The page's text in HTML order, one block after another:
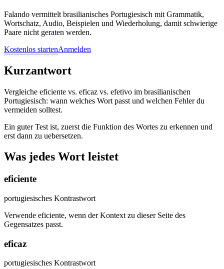
Falando vermittelt brasilianisches Portugiesisch mit Grammatik,
Wortschatz, Audio, Beispielen und Wiederholung, damit schwierige
Paare nicht geraten werden.
Kostenlos startenAnmelden
Kurzantwort
Vergleiche eficiente vs. eficaz vs. efetivo im brasilianischen
Portugiesisch: wann welches Wort passt und welchen Fehler du
vermeiden solltest.
Ein guter Test ist, zuerst die Funktion des Wortes zu erkennen und
erst dann zu uebersetzen.
Was jedes Wort leistet
eficiente
portugiesisches Kontrastwort
Verwende eficiente, wenn der Kontext zu dieser Seite des
Gegensatzes passt.
eficaz
portugiesisches Kontrastwort